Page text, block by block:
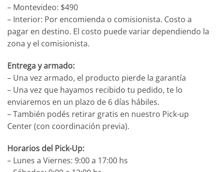
– Montevideo: $490
– Interior: Por encomienda o comisionista. Costo a
pagar en destino. El costo puede variar dependiendo la
zona y el comisionista.
Entrega y armado:
– Una vez armado, el producto pierde la garantía
– Una vez que hayamos recibido tu pedido, te lo
enviaremos en un plazo de 6 días hábiles.
– También podés retirar gratis en nuestro Pick-up
Center (con coordinación previa).
Horarios del Pick-Up:
– Lunes a Viernes: 9:00 a 17:00 hs